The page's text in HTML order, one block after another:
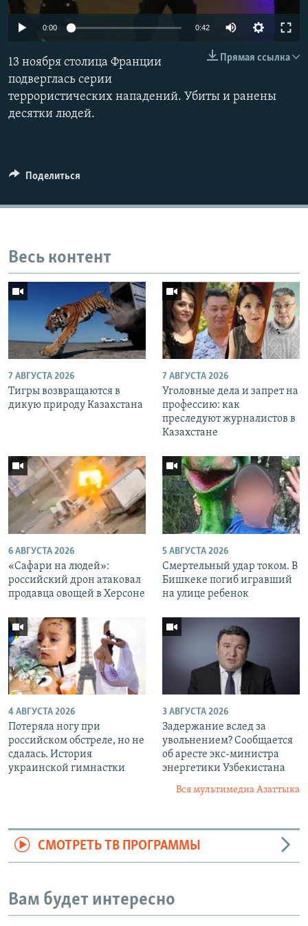
0:00 0:42
Прямая ссылка
13 ноября столица Франции
подверглась серии
террористических нападений. Убиты и ранены
десятки людей.
Поделиться
Весь контент
7 АВГУСТА 2026
Тигры возвращаются в
дикую природу Казахстана
7 АВГУСТА 2026
Уголовные дела и запрет на
профессию: как
преследуют журналистов в
Казахстане
6 АВГУСТА 2026
«Cафари на людей»:
российский дрон атаковал
продавца овощей в Херсоне
5 АВГУСТА 2026
Смертельный удар током. В
Бишкеке погиб игравший
на улице ребенок
4 АВГУСТА 2026
Потеряла ногу при
российском обстреле, но не
сдалась. История
украинской гимнастки
3 АВГУСТА 2026
Задержание вслед за
увольнением? Сообщается
об аресте экс-министра
энергетики Узбекистана
Вся мультимедиа Азаттыка
СМОТРЕТЬ ТВ ПРОГРАММЫ
Вам будет интересно